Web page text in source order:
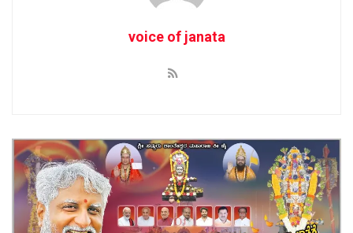
voice of janata